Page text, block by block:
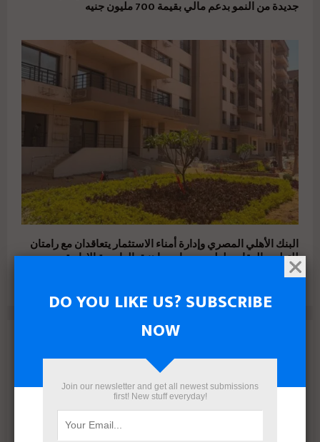
جديدة من النمو بدعم مالي بقيمة 700 مليون جنيه
البنك الأهلي المصري وإدارة أمناء الاستثمار يتعاقدان مع رامتان
للتطوير العقاري لطرح وحدات جاهزة بالعاصمة الإدارية
July 2026
DO YOU LIKE US? SUBSCRIBE
NOW
Join our newsletter and get all newest submissions
first! New stuff everyday!